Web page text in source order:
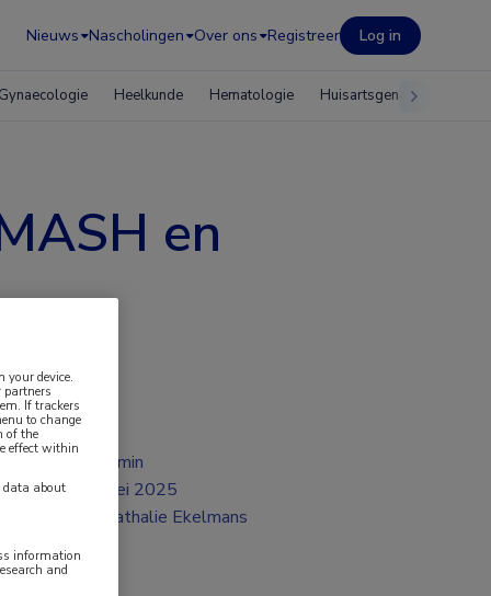
Nieuws Nascholingen Over ons Registreer Log in
Gynaecologie Heelkunde Hematologie Huisartsgeneeskunde
en
2 min
mei 2025
Nathalie Ekelmans
your device.
partners
If trackers
to change
of the
effect within
data about
information
and